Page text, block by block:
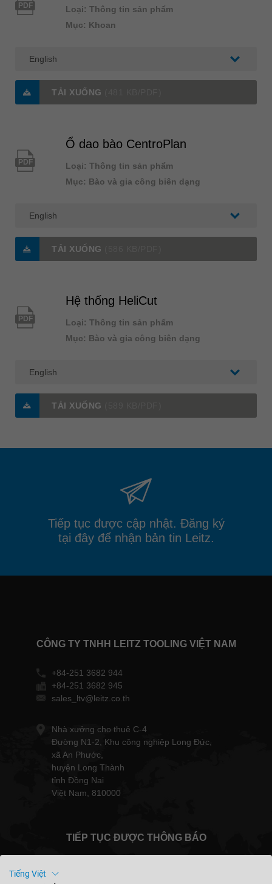
PDF
Loại: Thông tin sản phẩm
Mục: Khoan
TẢI XUỐNG
PDF
Ổ dao bào CentroPlan
Loại: Thông tin sản phẩm
Mục: Bào và gia công biên dạng
TẢI XUỐNG
PDF
Hệ thống HeliCut
Loại: Thông tin sản phẩm
Mục: Bào và gia công biên dạng
TẢI XUỐNG
Tiếp tục được cập nhật. Đăng ký
tại đây để nhận bản tin Leitz.
CÔNG TY TNHH LEITZ TOOLING VIỆT NAM
+84-251 3682 944
+84-251 3682 945
sales_ltv@leitz.co.th
Nhà xưởng cho thuê C-4
Đường N1-2, Khu công nghiệp Long Đức,
xã An Phước,
huyện Long Thành
tỉnh Đồng Nai
Việt Nam, 810000
TIẾP TỤC ĐƯỢC THÔNG BÁO
Tiếng Việt